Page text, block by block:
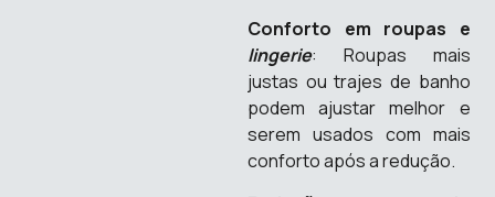
Conforto em roupas e
lingerie: Roupas mais
justas ou trajes de banho
podem ajustar melhor e
serem usados com mais
conforto após a redução.